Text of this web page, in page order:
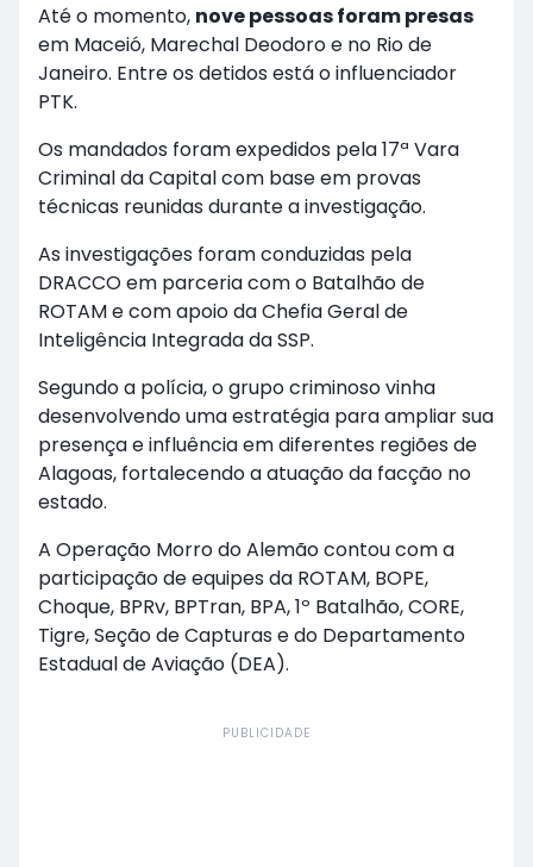
Até o momento, nove pessoas foram presas
em Maceió, Marechal Deodoro e no Rio de
Janeiro. Entre os detidos está o influenciador
PTK.
Os mandados foram expedidos pela 17ª Vara
Criminal da Capital com base em provas
técnicas reunidas durante a investigação.
As investigações foram conduzidas pela
DRACCO em parceria com o Batalhão de
ROTAM e com apoio da Chefia Geral de
Inteligência Integrada da SSP.
Segundo a polícia, o grupo criminoso vinha
desenvolvendo uma estratégia para ampliar sua
presença e influência em diferentes regiões de
Alagoas, fortalecendo a atuação da facção no
estado.
A Operação Morro do Alemão contou com a
participação de equipes da ROTAM, BOPE,
Choque, BPRv, BPTran, BPA, 1º Batalhão, CORE,
Tigre, Seção de Capturas e do Departamento
Estadual de Aviação (DEA).
PUBLICIDADE